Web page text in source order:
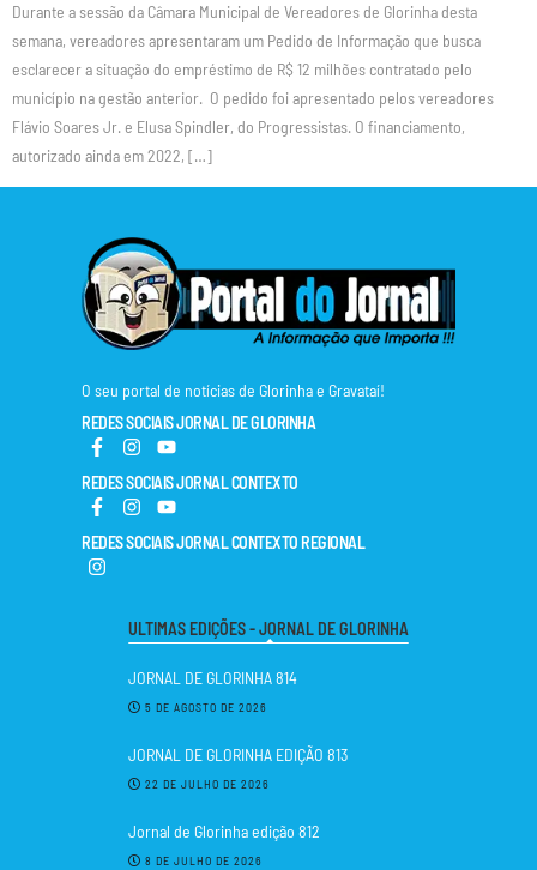
Durante a sessão da Câmara Municipal de Vereadores de Glorinha desta
semana, vereadores apresentaram um Pedido de Informação que busca
esclarecer a situação do empréstimo de R$ 12 milhões contratado pelo
município na gestão anterior. O pedido foi apresentado pelos vereadores
Flávio Soares Jr. e Elusa Spindler, do Progressistas. O financiamento,
autorizado ainda em 2022, […]
O seu portal de notícias de Glorinha e Gravataí!
REDES SOCIAIS JORNAL DE GLORINHA
REDES SOCIAIS JORNAL CONTEXTO
REDES SOCIAIS JORNAL CONTEXTO REGIONAL
ULTIMAS EDIÇÕES - JORNAL DE GLORINHA
JORNAL DE GLORINHA 814
5 DE AGOSTO DE 2026
JORNAL DE GLORINHA EDIÇÃO 813
22 DE JULHO DE 2026
Jornal de Glorinha edição 812
8 DE JULHO DE 2026